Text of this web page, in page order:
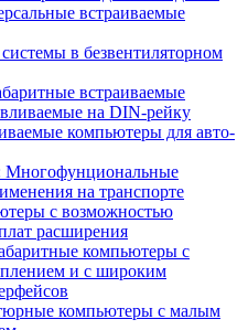
встраиваемые
в безвентиляторном
встраиваемые
на DIN-рейку
компьютеры для авто-
на транспорте
с возможностью
расширения
компьютеры с
и с широким
компьютеры с малым